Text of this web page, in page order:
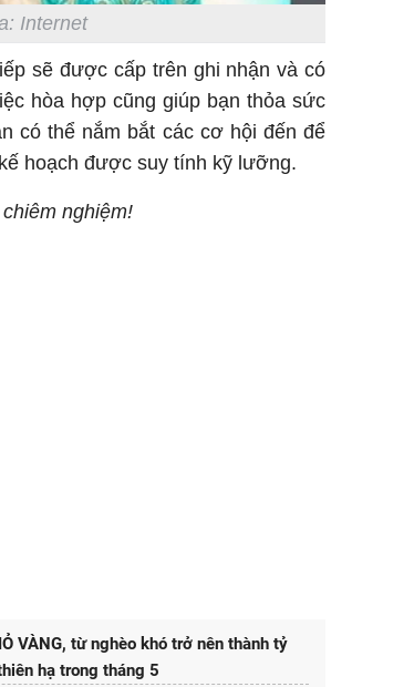
Internet
sẽ được cấp trên ghi nhận và có
hòa hợp cũng giúp bạn thỏa sức
có thể nắm bắt các cơ hội đến để
hoạch được suy tính kỹ lưỡng.
nghiệm!
VÀNG, từ nghèo khó trở nên thành tỷ
hạ trong tháng 5